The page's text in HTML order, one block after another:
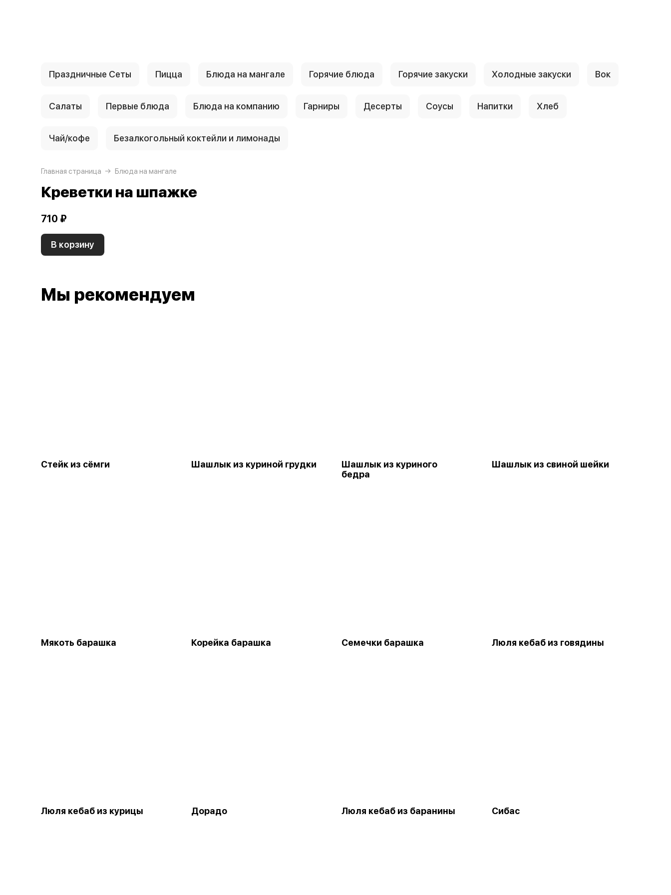
Праздничные Сеты Пицца Блюда на мангале Горячие блюда Горячие закуски Холодные закуски Вок
Салаты Первые блюда Блюда на компанию Гарниры Десерты Соусы Напитки Хлеб
Чай/кофе Безалкогольный коктейли и лимонады
Главная страница Блюда на мангале
Креветки на шпажке
710 ₽
В корзину
Мы рекомендуем
Стейк из сёмги Шашлык из куриной грудки
Шашлык из куриного
бедра
Шашлык из свиной шейки
Мякоть барашка Корейка барашка Семечки барашка Люля кебаб из говядины
Люля кебаб из курицы Дорадо Люля кебаб из баранины Сибас